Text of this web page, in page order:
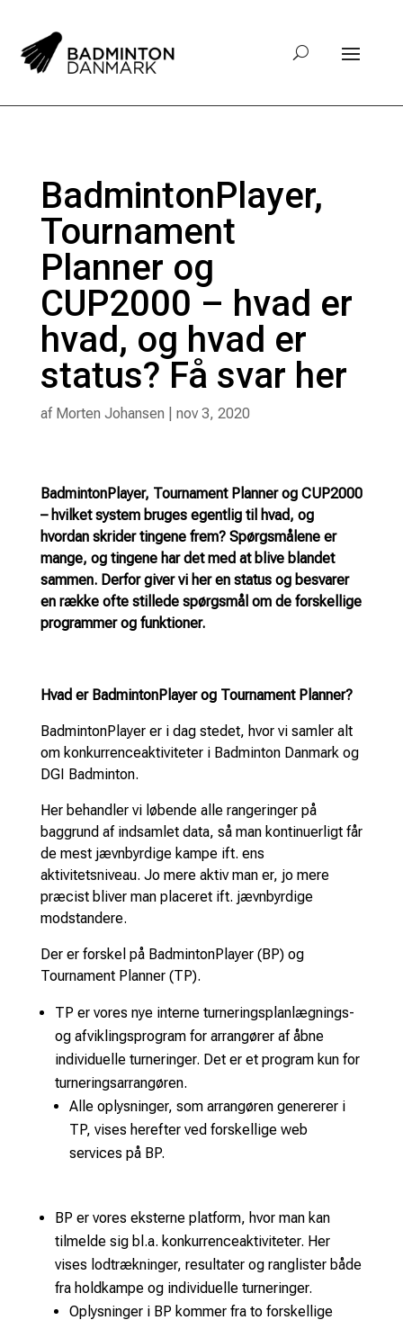
BadmintonPlayer,
Tournament
Planner og
CUP2000 – hvad er
hvad, og hvad er
status? Få svar her
af Morten Johansen nov 3, 2020
BadmintonPlayer, Tournament Planner og CUP2000
– hvilket system bruges egentlig til hvad, og
hvordan skrider tingene frem? Spørgsmålene er
mange, og tingene har det med at blive blandet
sammen. Derfor giver vi her en status og besvarer
en række ofte stillede spørgsmål om de forskellige
programmer og funktioner.
Hvad er BadmintonPlayer og Tournament Planner?
BadmintonPlayer er i dag stedet, hvor vi samler alt
om konkurrenceaktiviteter i Badminton Danmark og
DGI Badminton.
Her behandler vi løbende alle rangeringer på
baggrund af indsamlet data, så man kontinuerligt får
de mest jævnbyrdige kampe ift. ens
aktivitetsniveau. Jo mere aktiv man er, jo mere
præcist bliver man placeret ift. jævnbyrdige
modstandere.
Der er forskel på BadmintonPlayer (BP) og
Tournament Planner (TP).
TP er vores nye interne turneringsplanlægnings-
og afviklingsprogram for arrangører af åbne
individuelle turneringer. Det er et program kun for
turneringsarrangøren.
Alle oplysninger, som arrangøren genererer i
TP, vises herefter ved forskellige web
services på BP.
BP er vores eksterne platform, hvor man kan
tilmelde sig bl.a. konkurrenceaktiviteter. Her
vises lodtrækninger, resultater og ranglister både
fra holdkampe og individuelle turneringer.
Oplysninger i BP kommer fra to forskellige